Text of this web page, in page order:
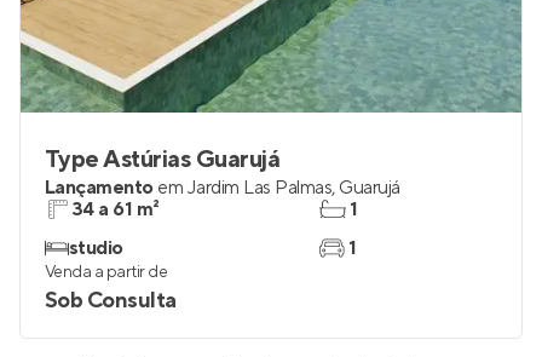
Type Astúrias Guarujá
Lançamento em Jardim Las Palmas, Guarujá
34 a 61 m²
studio
1
1
Venda a partir de
Sob Consulta